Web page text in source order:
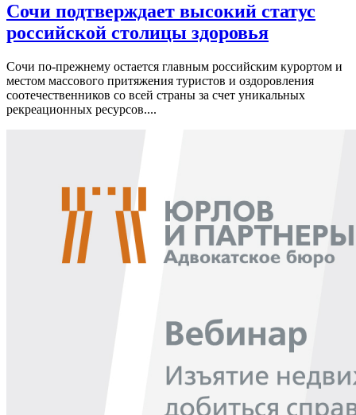
Сочи подтверждает высокий статус
российской столицы здоровья
Сочи по-прежнему остается главным российским курортом и
местом массового притяжения туристов и оздоровления
соотечественников со всей страны за счет уникальных
рекреационных ресурсов....